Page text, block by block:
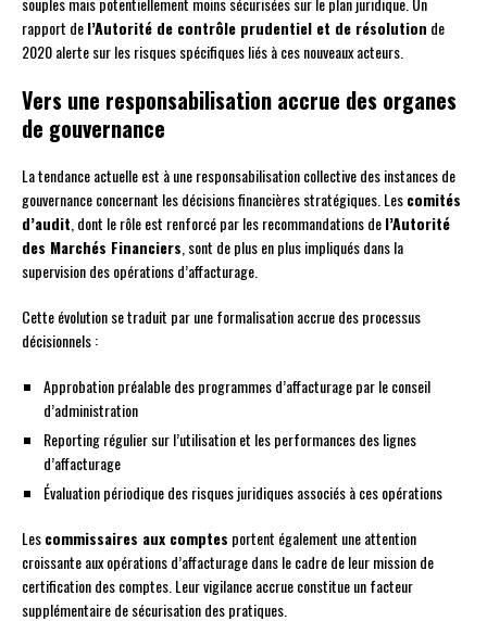
rapport del’Autorité de contrôle prudentiel et de résolution de
2020 alerte sur les risques spécifiques liés à ces nouveaux acteurs.
Vers une responsabilisation accrue des organes
de gouvernance
La tendance actuelle est à une responsabilisation collective des instances de
gouvernance concernant les décisions financières stratégiques. Lescomités
d’audit, dont le rôle est renforcé par les recommandations del’Autorité
des Marchés Financiers, sont de plus en plus impliqués dans la
supervision des opérations d’affacturage.
Cette évolution se traduit par une formalisation accrue des processus
décisionnels :
Approbation préalable des programmes d’affacturage par le conseil
d’administration
Reporting régulier sur l’utilisation et les performances des lignes
d’affacturage
Évaluation périodique des risques juridiques associés à ces opérations
Lescommissaires aux comptes portent également une attention
croissante aux opérations d’affacturage dans le cadre de leur mission de
certification des comptes. Leur vigilance accrue constitue un facteur
supplémentaire de sécurisation des pratiques.